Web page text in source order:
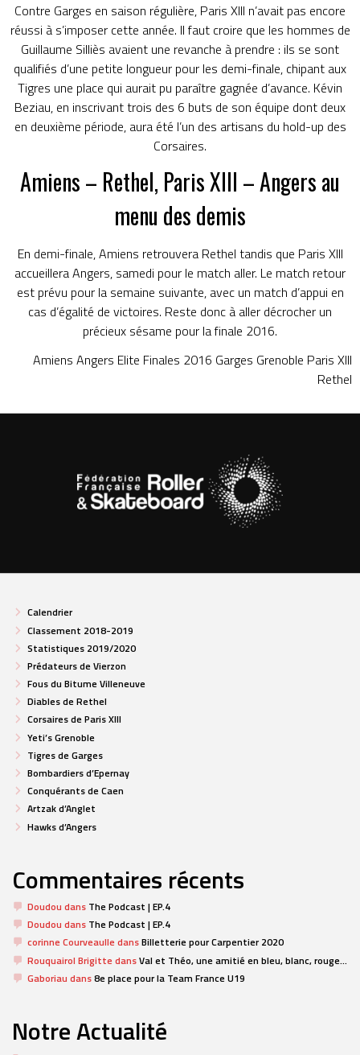
Contre Garges en saison régulière, Paris XIII n’avait pas encore
réussi à s’imposer cette année. Il faut croire que les hommes de
Guillaume Silliès avaient une revanche à prendre : ils se sont
qualifiés d’une petite longueur pour les demi-finale, chipant aux
Tigres une place qui aurait pu paraître gagnée d’avance. Kévin
Beziau, en inscrivant trois des 6 buts de son équipe dont deux
en deuxième période, aura été l’un des artisans du hold-up des
Corsaires.
Amiens – Rethel, Paris XIII – Angers au
menu des demis
En demi-finale, Amiens retrouvera Rethel tandis que Paris XIII
accueillera Angers, samedi pour le match aller. Le match retour
est prévu pour la semaine suivante, avec un match d’appui en
cas d’égalité de victoires. Reste donc à aller décrocher un
précieux sésame pour la finale 2016.
Amiens Angers Elite Finales 2016 Garges Grenoble Paris XIII
Rethel
Calendrier
Classement 2018-2019
Statistiques 2019/2020
Prédateurs de Vierzon
Fous du Bitume Villeneuve
Diables de Rethel
Corsaires de Paris XIII
Yeti’s Grenoble
Tigres de Garges
Bombardiers d’Epernay
Conquérants de Caen
Artzak d’Anglet
Hawks d’Angers
Commentaires récents
Doudou dans The Podcast | EP.4
Doudou dans The Podcast | EP.4
corinne Courveaulle dansBilletterie pour Carpentier 2020
Rouquairol Brigitte dansVal et Théo, une amitié en bleu, blanc, rouge…
Gaboriau dans8e place pour la Team France U19
Notre Actualité